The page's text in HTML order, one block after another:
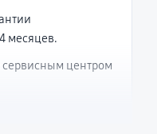
месяцев.
сервисным центром